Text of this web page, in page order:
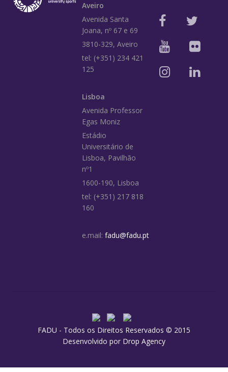
Aveiro
Avenida Santa
Joana, nº 67 e 69
3810-329, Aveiro
tel: (+351) 234 421
125
Lisboa
Avenida Professor
Egas Moniz
Estádio
Universitário de
Lisboa, Pavilhão
nº1
1600-190, Lisboa
tel: (+351) 217 818
160
e.mail: fadu@fadu.pt
FADU - Todos os Direitos Reservados © 2015
Desenvolvido por Drop Agency